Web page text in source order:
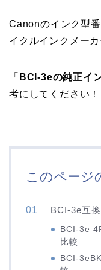
Canonのインク型
イクルインクメー
「 BCI-3eの純正イ
考にしてください！
このページ
BCI-3e互
BCI-3e
比較
BCI-